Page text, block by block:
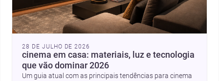
28 DE JULHO DE 2026
cinema em casa: materiais, luz e tecnologia
que vão dominar 2026
Um guia atual com as principais tendências para cinema